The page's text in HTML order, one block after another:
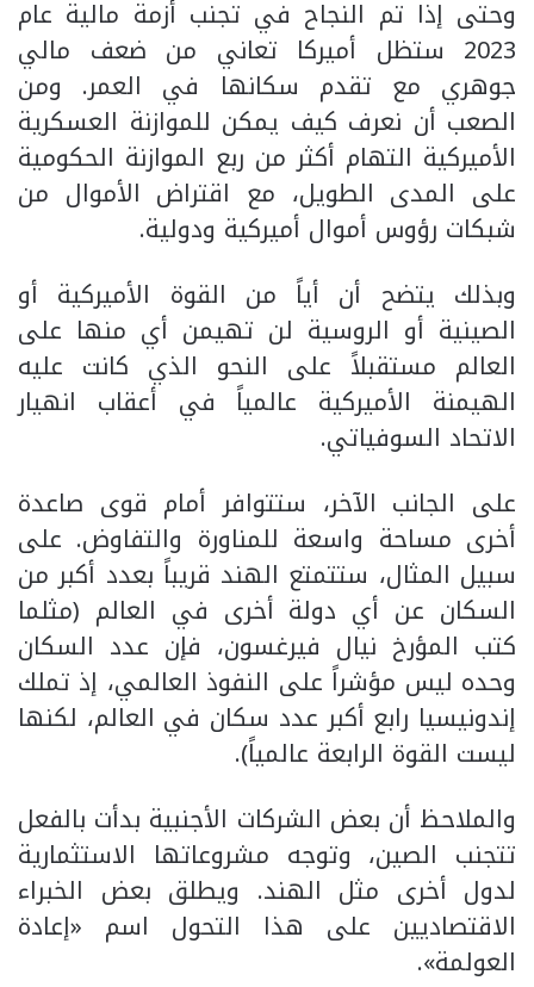
وحتى إذا تم النجاح في تجنب أزمة مالية عام
2023 ستظل أميركا تعاني من ضعف مالي
جوهري مع تقدم سكانها في العمر. ومن
الصعب أن نعرف كيف يمكن للموازنة العسكرية
الأميركية التهام أكثر من ربع الموازنة الحكومية
على المدى الطويل، مع اقتراض الأموال من
شبكات رؤوس أموال أميركية ودولية.
وبذلك يتضح أن أياً من القوة الأميركية أو
الصينية أو الروسية لن تهيمن أي منها على
العالم مستقبلاً على النحو الذي كانت عليه
الهيمنة الأميركية عالمياً في أعقاب انهيار
الاتحاد السوفياتي.
على الجانب الآخر، ستتوافر أمام قوى صاعدة
أخرى مساحة واسعة للمناورة والتفاوض. على
سبيل المثال، ستتمتع الهند قريباً بعدد أكبر من
السكان عن أي دولة أخرى في العالم (مثلما
كتب المؤرخ نيال فيرغسون، فإن عدد السكان
وحده ليس مؤشراً على النفوذ العالمي، إذ تملك
إندونيسيا رابع أكبر عدد سكان في العالم، لكنها
ليست القوة الرابعة عالمياً).
والملاحظ أن بعض الشركات الأجنبية بدأت بالفعل
تتجنب الصين، وتوجه مشروعاتها الاستثمارية
لدول أخرى مثل الهند. ويطلق بعض الخبراء
الاقتصاديين على هذا التحول اسم «إعادة
العولمة».